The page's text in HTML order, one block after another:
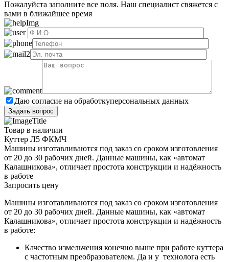
Пожалуйста заполните все поля. Наш специалист свяжется с
вами в ближайшее время
Даю согласие на обработкуперсональных данных
Товар в наличии
Куттер Л5 ФКМЧ
Машины изготавливаются под заказ со сроком изготовления
от 20 до 30 рабочих дней. Данные машины, как «автомат
Калашникова», отличает простота конструкции и надёжность
в работе
Запросить цену
Машины изготавливаются под заказ со сроком изготовления
от 20 до 30 рабочих дней. Данные машины, как «автомат
Калашникова», отличает простота конструкции и надёжность
в работе:
Качество измельчения конечно выше при работе куттера
с частотным преобразователем. Да и у технолога есть